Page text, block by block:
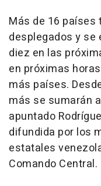
Más de 16 países
desplegados y se
diez en las
en próximas
más países.
más se sumarán
apuntado
difundida por los
estatales
Comando Central.